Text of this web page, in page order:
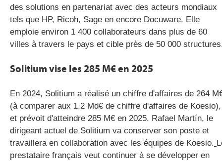
des solutions en partenariat avec des acteurs mondiaux
tels que HP, Ricoh, Sage en encore Docuware. Elle
emploie environ 1 400 collaborateurs dans plus de 60
villes à travers le pays et cible près de 50 000
Solitium vise les 285 M€ en 2025
En 2024, Solitium a réalisé un chiffre d'affaires de 264
(à comparer aux 1,2 Md€ de chiffre d'affaires de Koesio),
et prévoit d'atteindre 285 M€ en 2025. Rafael Martín, le
dirigeant actuel de Solitium va conserver son poste et
travaillera en collaboration avec les équipes de Koesio.
prestataire français veut continuer à se développer en